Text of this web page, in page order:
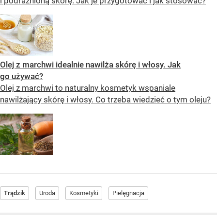
Olej z marchwi idealnie nawilża skórę i włosy. Jak
go używać?
Olej z marchwi to naturalny kosmetyk wspaniale
nawilżający skórę i włosy. Co trzeba wiedzieć o tym oleju?
Trądzik Uroda Kosmetyki Pielęgnacja